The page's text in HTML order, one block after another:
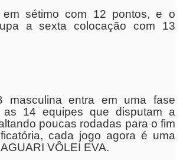
em sétimo com 12 pontos, e o
a sexta colocação com 13
masculina entra em uma fase
as 14 equipes que disputam a
poucas rodadas para o fim
cada jogo agora é uma
VÔLEI EVA.